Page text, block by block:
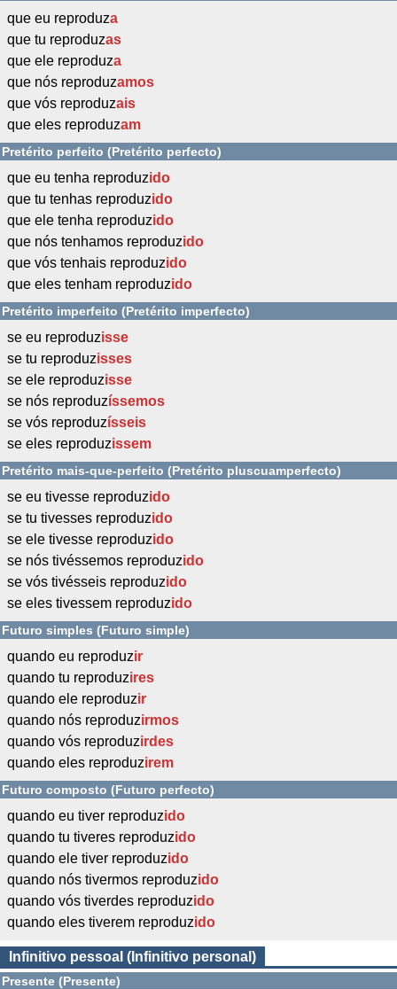
que eu reproduza
que tu reproduzas
que ele reproduza
que nós reproduzamos
que vós reproduzais
que eles reproduzam
Pretérito perfeito (Pretérito perfecto)
que eu tenha reproduzido
que tu tenhas reproduzido
que ele tenha reproduzido
que nós tenhamos reproduzido
que vós tenhais reproduzido
que eles tenham reproduzido
Pretérito imperfeito (Pretérito imperfecto)
se eu reproduzisse
se tu reproduzisses
se ele reproduzisse
se nós reproduzíssemos
se vós reproduzísseis
se eles reproduzissem
Pretérito mais-que-perfeito (Pretérito pluscuamperfecto)
se eu tivesse reproduzido
se tu tivesses reproduzido
se ele tivesse reproduzido
se nós tivéssemos reproduzido
se vós tivésseis reproduzido
se eles tivessem reproduzido
Futuro simples (Futuro simple)
quando eu reproduzir
quando tu reproduzires
quando ele reproduzir
quando nós reproduzirmos
quando vós reproduzirdes
quando eles reproduzirem
Futuro composto (Futuro perfecto)
quando eu tiver reproduzido
quando tu tiveres reproduzido
quando ele tiver reproduzido
quando nós tivermos reproduzido
quando vós tiverdes reproduzido
quando eles tiverem reproduzido
Infinitivo pessoal (Infinitivo personal)
Presente (Presente)